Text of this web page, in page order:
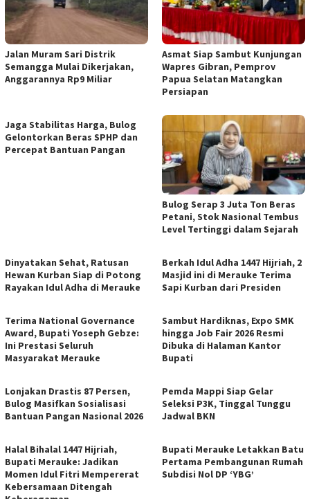
Jalan Muram Sari Distrik
Semangga Mulai Dikerjakan,
Anggarannya Rp9 Miliar
Asmat Siap Sambut Kunjungan
Wapres Gibran, Pemprov
Papua Selatan Matangkan
Persiapan
Jaga Stabilitas Harga, Bulog
Gelontorkan Beras SPHP dan
Percepat Bantuan Pangan
Bulog Serap 3 Juta Ton Beras
Petani, Stok Nasional Tembus
Level Tertinggi dalam Sejarah
Dinyatakan Sehat, Ratusan
Hewan Kurban Siap di Potong
Rayakan Idul Adha di Merauke
Berkah Idul Adha 1447 Hijriah, 2
Masjid ini di Merauke Terima
Sapi Kurban dari Presiden
Terima National Governance
Award, Bupati Yoseph Gebze:
Ini Prestasi Seluruh
Masyarakat Merauke
Sambut Hardiknas, Expo SMK
hingga Job Fair 2026 Resmi
Dibuka di Halaman Kantor
Bupati
Lonjakan Drastis 87 Persen,
Bulog Masifkan Sosialisasi
Bantuan Pangan Nasional 2026
Pemda Mappi Siap Gelar
Seleksi P3K, Tinggal Tunggu
Jadwal BKN
Halal Bihalal 1447 Hijriah,
Bupati Merauke: Jadikan
Momen Idul Fitri Mempererat
Kebersamaan Ditengah
Bupati Merauke Letakkan Batu
Pertama Pembangunan Rumah
Subdisi Nol DP ‘YBG’